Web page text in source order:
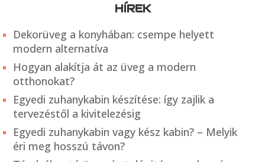
HÍREK
Dekorüveg a konyhában: csempe helyett
modern alternatíva
Hogyan alakítja át az üveg a modern
otthonokat?
Egyedi zuhanykabin készítése: így zajlik a
tervezéstől a kivitelezésig
Egyedi zuhanykabin vagy kész kabin? – Melyik
éri meg hosszú távon?